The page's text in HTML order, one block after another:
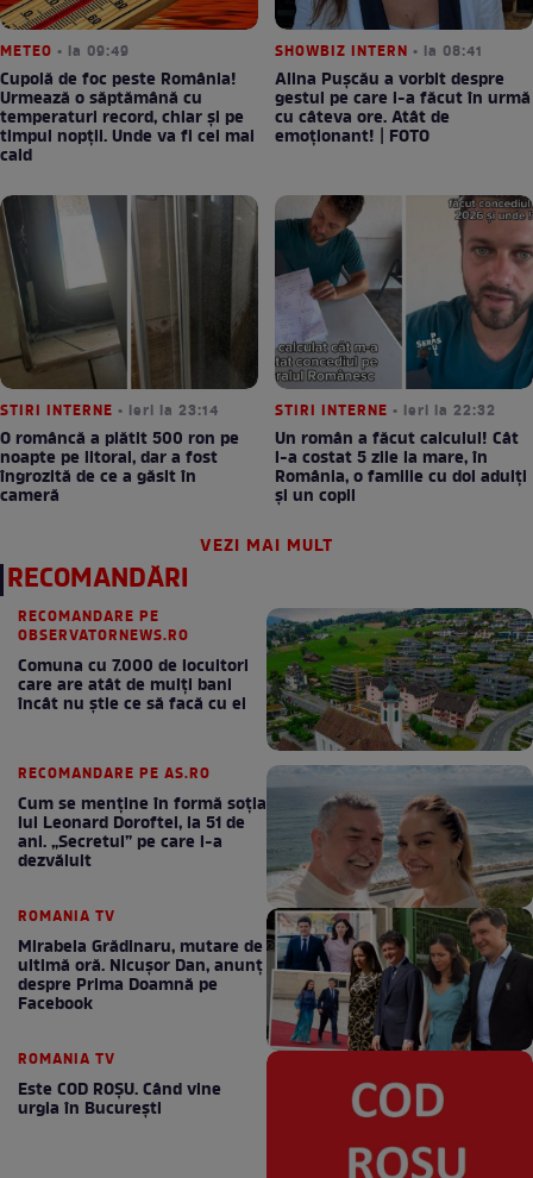
METEO • la 09:49
Cupolă de foc peste România!
Urmează o săptămână cu
temperaturi record, chiar și pe
timpul nopții. Unde va fi cel mai
cald
SHOWBIZ INTERN • la 08:41
Alina Pușcău a vorbit despre
gestul pe care l-a făcut în urmă
cu câteva ore. Atât de
emoționant! | FOTO
STIRI INTERNE • ieri la 23:14
O româncă a plătit 500 ron pe
noapte pe litoral, dar a fost
îngrozită de ce a găsit în
cameră
STIRI INTERNE • ieri la 22:32
Un român a făcut calculul! Cât
l-a costat 5 zile la mare, în
România, o familie cu doi adulți
și un copil
VEZI MAI MULT
RECOMANDĂRI
RECOMANDARE PE
OBSERVATORNEWS.RO
Comuna cu 7.000 de locuitori
care are atât de mulți bani
încât nu știe ce să facă cu ei
RECOMANDARE PE AS.RO
Cum se menţine în formă soţia
lui Leonard Doroftei, la 51 de
ani. „Secretul” pe care l-a
dezvăluit
ROMANIA TV
Mirabela Grădinaru, mutare de
ultimă oră. Nicuşor Dan, anunţ
despre Prima Doamnă pe
Facebook
ROMANIA TV
Este COD ROŞU. Când vine
urgia în Bucureşti